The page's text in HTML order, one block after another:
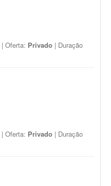
| Oferta: Privado | Duração
| Oferta: Privado | Duração